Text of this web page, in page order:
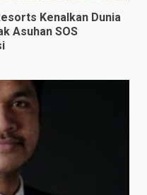
Kenalkan Dunia
Asuhan SOS